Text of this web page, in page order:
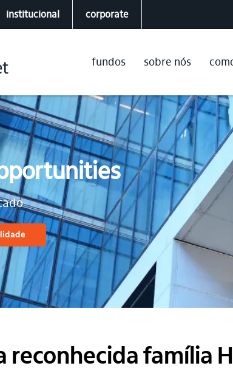
institucional corporate
fundos sobre nós
reconhecida família